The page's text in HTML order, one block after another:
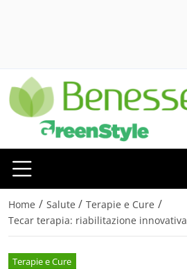
Home / Salute / Terapie e Cure /
Tecar terapia: riabilitazione innovativa
Terapie e Cure